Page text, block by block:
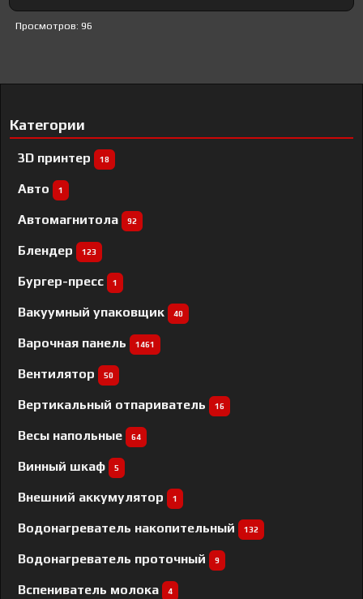
Просмотров: 96
Категории
3D принтер 18
Авто 1
Автомагнитола 92
Блендер 123
Бургер-пресс 1
Вакуумный упаковщик 40
Варочная панель 1461
Вентилятор 50
Вертикальный отпариватель 16
Весы напольные 64
Винный шкаф 5
Внешний аккумулятор 1
Водонагреватель накопительный 132
Водонагреватель проточный 9
Вспениватель молока 4